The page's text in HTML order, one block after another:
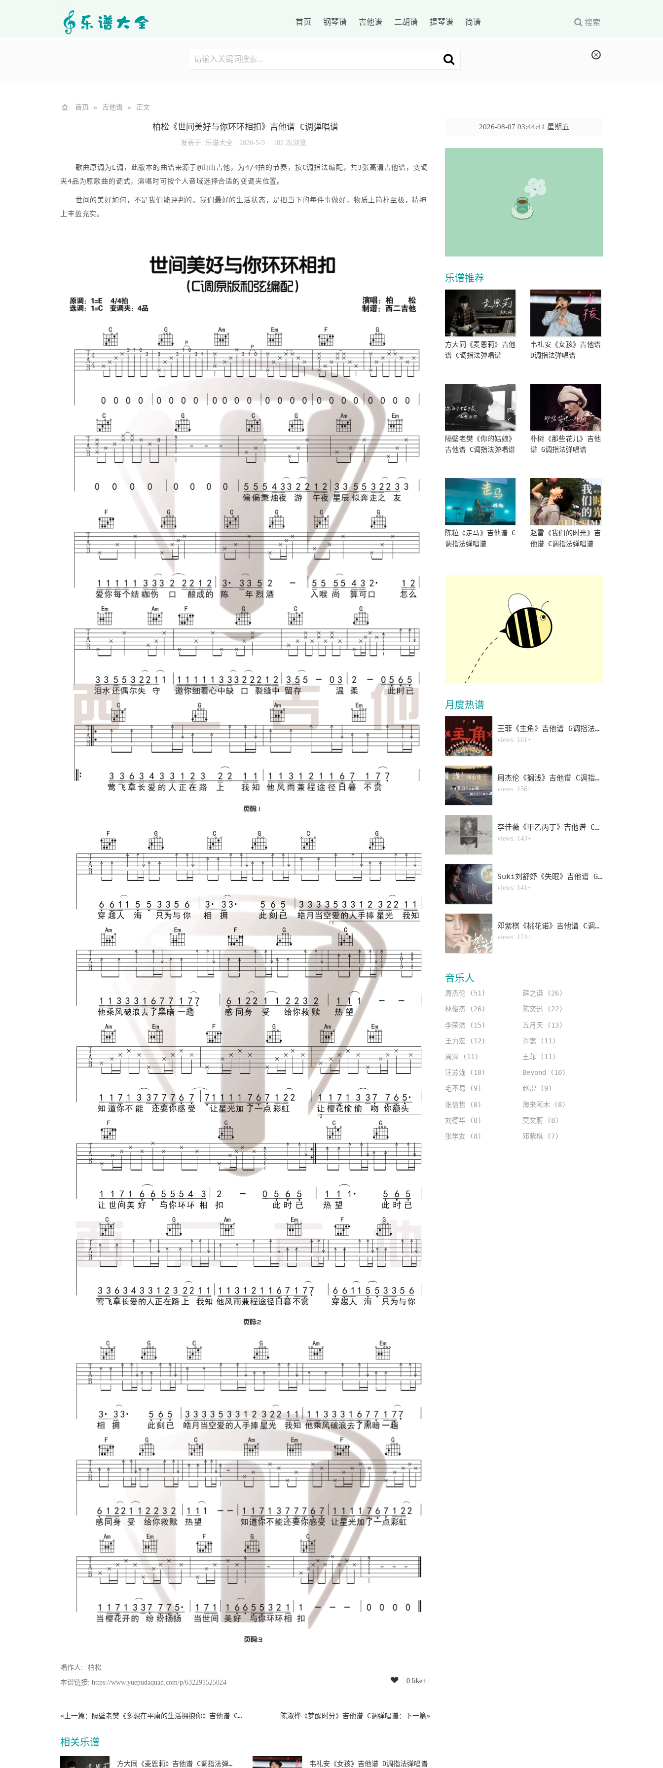
首页 钢琴谱 吉他谱 二胡谱 提琴谱 简谱 搜索
首页 » 吉他谱 » 正文
柏松《世间美好与你环环相扣》吉他谱 C调弹唱谱
发表于: 乐谱大全· 2026-5-9 · 182 次浏览
歌曲原调为E调，此版本的曲谱来源于@山山吉他，为4/4拍的节奏，按C调指法编配，共3张高清吉他谱，变调
夹4品为原歌曲的调式，演唱时可按个人音域选择合适的变调夹位置。
世间的美好如何，不是我们能评判的。我们最好的生活状态，是把当下的每件事做好，物质上简朴至极，精神
上丰盈充实。
唱作人:
柏松
本谱链接: https://www.yuepudaquan.com/p/632291525024
0 like+
«上一篇： 隔壁老樊《多想在平庸的生活拥抱你》吉他谱 C调弹唱谱 陈淑桦《梦醒时分》吉他谱 C调弹唱谱：下一篇»
相关乐谱
方大同《麦恩莉》吉他谱 C调指法弹唱谱 韦礼安《女孩》吉他谱 D调指法弹唱谱
2026-08-07 03:44:42 星期五
乐谱推荐
方大同《麦恩莉》吉他
谱 C调指法弹唱谱
韦礼安《女孩》吉他谱
D调指法弹唱谱
隔壁老樊《你的姑娘》
吉他谱 C调指法弹唱谱
朴树《那些花儿》吉他
谱 G调指法弹唱谱
陈粒《走马》吉他谱 C
调指法弹唱谱
赵雷《我们的时光》吉
他谱 C调指法弹唱谱
月度热谱
1
王菲《主角》吉他谱 G调指法弹唱谱
views: 161+
2
周杰伦《搁浅》吉他谱 C调指法弹唱谱
views: 156+
3
李佳薇《甲乙丙丁》吉他谱 C调指法弹唱谱
views: 143+
4
Suki刘舒妤《失眠》吉他谱 G调指法弹唱谱
views: 141+
5
邓紫棋《桃花诺》吉他谱 C调指法弹唱谱
views: 124+
音乐人
周杰伦 (51) 薛之谦 (26)
林俊杰 (26) 陈奕迅 (22)
李荣浩 (15) 五月天 (13)
王力宏 (12) 许嵩 (11)
周深 (11) 王菲 (11)
汪苏泷 (10) Beyond (10)
毛不易 (9) 赵雷 (9)
张信哲 (8) 海来阿木 (8)
刘德华 (8) 莫文蔚 (8)
张学友 (8) 邓紫棋 (7)